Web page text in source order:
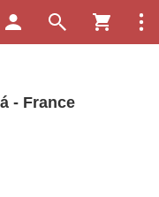
- France